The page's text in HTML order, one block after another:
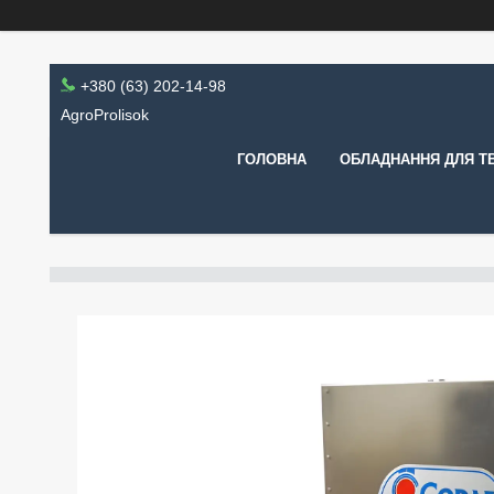
+380 (63) 202-14-98
AgroProlisok
ГОЛОВНА ОБЛАДНАННЯ ДЛЯ